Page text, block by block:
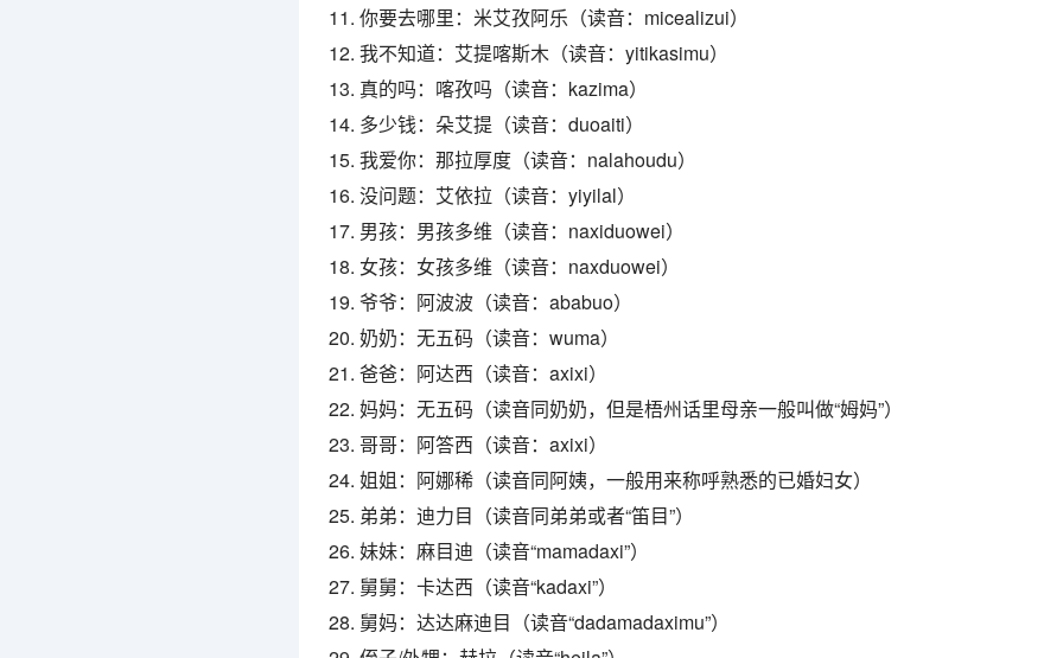
11. 你要去哪里：米艾孜阿乐（读音：micealizui）
12. 我不知道：艾提喀斯木（读音：yitikasimu）
13. 真的吗：喀孜吗（读音：kazima）
14. 多少钱：朵艾提（读音：duoaiti）
15. 我爱你：那拉厚度（读音：nalahoudu）
16. 没问题：艾依拉（读音：yiyilal）
17. 男孩：男孩多维（读音：naxiduowei）
18. 女孩：女孩多维（读音：naxduowei）
19. 爷爷：阿波波（读音：ababuo）
20. 奶奶：无五码（读音：wuma）
21. 爸爸：阿达西（读音：axixi）
22. 妈妈：无五码（读音同奶奶，但是梧州话里母亲一般叫做“姆妈”）
23. 哥哥：阿答西（读音：axixi）
24. 姐姐：阿娜稀（读音同阿姨，一般用来称呼熟悉的已婚妇女）
25. 弟弟：迪力目（读音同弟弟或者“笛目”）
26. 妹妹：麻目迪（读音“mamadaxi”）
27. 舅舅：卡达西（读音“kadaxi”）
28. 舅妈：达达麻迪目（读音“dadamadaximu”）